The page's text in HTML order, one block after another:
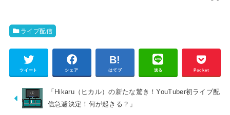
ライブ配信
ツイート シェア はてブ 送る Pocket
「Hikaru（ヒカル）の新たな驚き！YouTuber初ライブ配
信急遽決定！何が起きる？」